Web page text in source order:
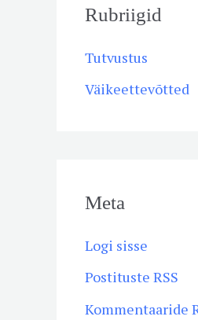
Rubriigid
Tutvustus
Väikeettevõtted
Meta
Logi sisse
Postituste RSS
Kommentaaride